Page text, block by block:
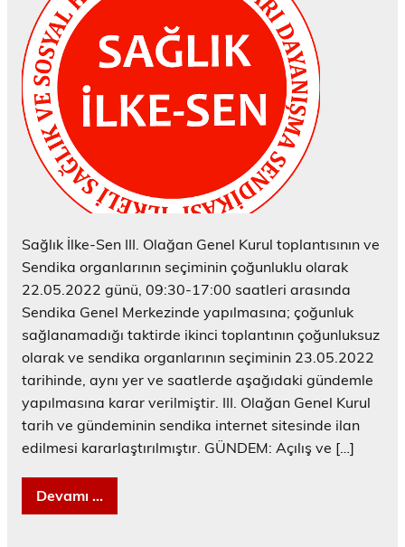
Sağlık İlke-Sen III. Olağan Genel Kurul toplantısının ve
Sendika organlarının seçiminin çoğunluklu olarak
22.05.2022 günü, 09:30-17:00 saatleri arasında
Sendika Genel Merkezinde yapılmasına; çoğunluk
sağlanamadığı taktirde ikinci toplantının çoğunluksuz
olarak ve sendika organlarının seçiminin 23.05.2022
tarihinde, aynı yer ve saatlerde aşağıdaki gündemle
yapılmasına karar verilmiştir. III. Olağan Genel Kurul
tarih ve gündeminin sendika internet sitesinde ilan
edilmesi kararlaştırılmıştır. GÜNDEM: Açılış ve […]
Devamı ...